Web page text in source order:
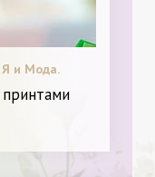
и Мода.